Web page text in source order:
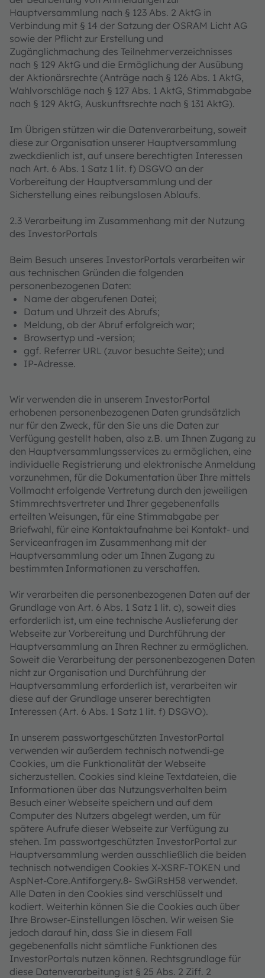
Hauptversammlung nach § 123 Abs. 2 AktG in
Verbindung mit § 14 der Satzung der OSRAM Licht AG
sowie der Pflicht zur Erstellung und
Zugänglichmachung des Teilnehmerverzeichnisses
nach § 129 AktG und die Ermöglichung der Ausübung
der Aktionärsrechte (Anträge nach § 126 Abs. 1 AktG,
Wahlvorschläge nach § 127 Abs. 1 AktG, Stimmabgabe
nach § 129 AktG, Auskunftsrechte nach § 131 AktG).
Im Übrigen stützen wir die Datenverarbeitung, soweit
diese zur Organisation unserer Hauptversammlung
zweckdienlich ist, auf unsere berechtigten Interessen
nach Art. 6 Abs. 1 Satz 1 lit. f) DSGVO an der
Vorbereitung der Hauptversammlung und der
Sicherstellung eines reibungslosen Ablaufs.
2.3 Verarbeitung im Zusammenhang mit der Nutzung
des InvestorPortals
Beim Besuch unseres InvestorPortals verarbeiten wir
aus technischen Gründen die folgenden
personenbezogenen Daten:
Name der abgerufenen Datei;
Datum und Uhrzeit des Abrufs;
Meldung, ob der Abruf erfolgreich war;
Browsertyp und -version;
ggf. Referrer URL (zuvor besuchte Seite); und
IP-Adresse.
Wir verwenden die in unserem InvestorPortal
erhobenen personenbezogenen Daten grundsätzlich
nur für den Zweck, für den Sie uns die Daten zur
Verfügung gestellt haben, also z.B. um Ihnen Zugang zu
den Hauptversammlungsservices zu ermöglichen, eine
individuelle Registrierung und elektronische Anmeldung
vorzunehmen, für die Dokumentation über Ihre mittels
Vollmacht erfolgende Vertretung durch den jeweiligen
Stimmrechtsvertreter und Ihrer gegebenenfalls
erteilten Weisungen, für eine Stimmabgabe per
Briefwahl, für eine Kontaktaufnahme bei Kontakt- und
Serviceanfragen im Zusammenhang mit der
Hauptversammlung oder um Ihnen Zugang zu
bestimmten Informationen zu verschaffen.
Wir verarbeiten die personenbezogenen Daten auf der
Grundlage von Art. 6 Abs. 1 Satz 1 lit. c), soweit dies
erforderlich ist, um eine technische Auslieferung der
Webseite zur Vorbereitung und Durchführung der
Hauptversammlung an Ihren Rechner zu ermöglichen.
Soweit die Verarbeitung der personenbezogenen Daten
nicht zur Organisation und Durchführung der
Hauptversammlung erforderlich ist, verarbeiten wir
diese auf der Grundlage unserer berechtigten
Interessen (Art. 6 Abs. 1 Satz 1 lit. f) DSGVO).
In unserem passwortgeschützten InvestorPortal
verwenden wir außerdem technisch notwendi-ge
Cookies, um die Funktionalität der Webseite
sicherzustellen. Cookies sind kleine Textdateien, die
Informationen über das Nutzungsverhalten beim
Besuch einer Webseite speichern und auf dem
Computer des Nutzers abgelegt werden, um für
spätere Aufrufe dieser Webseite zur Verfügung zu
stehen. Im passwortgeschützten InvestorPortal zur
Hauptversammlung werden ausschließlich die beiden
technisch notwendigen Cookies X-XSRF-TOKEN und
AspNet-Core.Antiforgery.8- SwGiRsH58 verwendet.
Alle Daten in den Cookies sind verschlüsselt und
kodiert. Weiterhin können Sie die Cookies auch über
Ihre Browser-Einstellungen löschen. Wir weisen Sie
jedoch darauf hin, dass Sie in diesem Fall
gegebenenfalls nicht sämtliche Funktionen des
InvestorPortals nutzen können. Rechtsgrundlage für
diese Datenverarbeitung ist § 25 Abs. 2 Ziff. 2